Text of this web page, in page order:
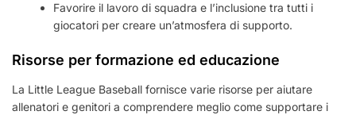
Favorire il lavoro di squadra e l’inclusione tra tutti i
giocatori per creare un’atmosfera di supporto.
Risorse per formazione ed educazione
La Little League Baseball fornisce varie risorse per aiutare
allenatori e genitori a comprendere meglio come supportare i